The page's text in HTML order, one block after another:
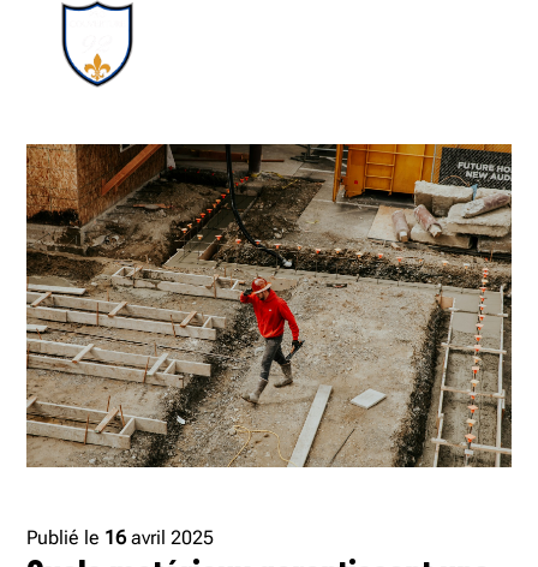
Publié le 16 avril 2025